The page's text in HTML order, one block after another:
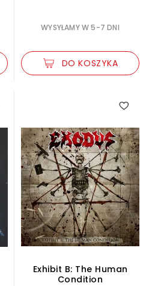
WYSYŁAMY W 5-7 DNI
DO KOSZYKA
Exhibit B: The Human
Condition